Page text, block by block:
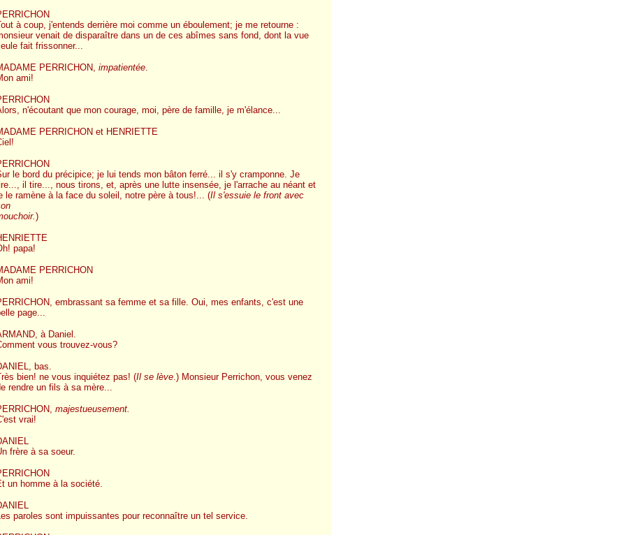
à coup, j'entends derrière moi comme un éboulement; je me retourne :
venait de disparaître dans un de ces abîmes sans fond, dont la vue
fait frissonner...
PERRICHON, impatientée.
ami!
n'écoutant que mon courage, moi, père de famille, je m'élance...
PERRICHON et HENRIETTE
le bord du précipice; je lui tends mon bâton ferré... il s'y cramponne. Je
il tire..., nous tirons, et, après une lutte insensée, je l'arrache au néant et
le ramène à la face du soleil, notre père à tous!... (Il s'essuie le front avec
)
papa!
PERRICHON
ami!
embrassant sa femme et sa fille. Oui, mes enfants, c'est une
page...
à Daniel.
vous trouvez-vous?
bas.
bien! ne vous inquiétez pas! (Il se lève.) Monsieur Perrichon, vous venez
rendre un fils à sa mère...
majestueusement.
vrai!
frère à sa soeur.
un homme à la société.
paroles sont impuissantes pour reconnaître un tel service.